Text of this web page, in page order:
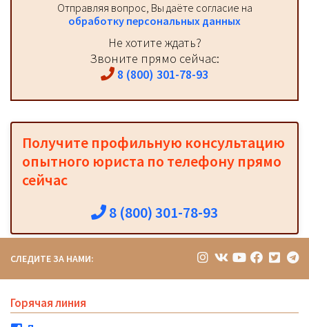
Отправляя вопрос, Вы даёте согласие на
обработку персональных данных
Не хотите ждать?
Звоните прямо сейчас:
8 (800) 301-78-93
Получите профильную консультацию
опытного юриста по телефону прямо
сейчас
8 (800) 301-78-93
СЛЕДИТЕ ЗА НАМИ:
Горячая линия